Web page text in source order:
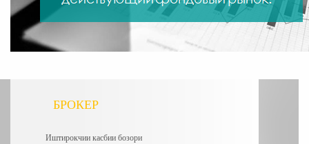
БРОКЕР
Иштирокчии касбии бозори